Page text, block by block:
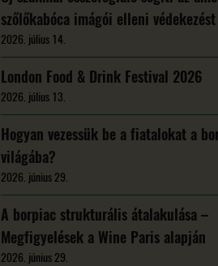
szőlőkabóca imágói elleni védekezést
2026. július 14.
London Food & Drink Festival 2026
2026. július 13.
Hogyan vezessük be a fiatalokat a
világába?
2026. június 29.
A borpiac strukturális átalakulása –
Megfigyelések a Wine Paris alapján
2026. június 29.